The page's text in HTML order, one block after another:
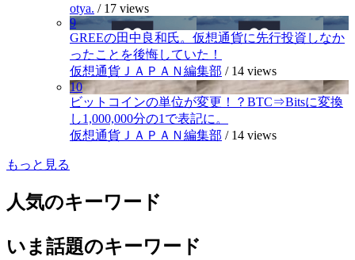
otya. / 17 views
9
GREEの田中良和氏。仮想通貨に先行投資しなか
ったことを後悔していた！
仮想通貨ＪＡＰＡＮ編集部 / 14 views
10
ビットコインの単位が変更！？BTC⇒Bitsに変換
し1,000,000分の1で表記に。
仮想通貨ＪＡＰＡＮ編集部 / 14 views
もっと見る
人気のキーワード
いま話題のキーワード